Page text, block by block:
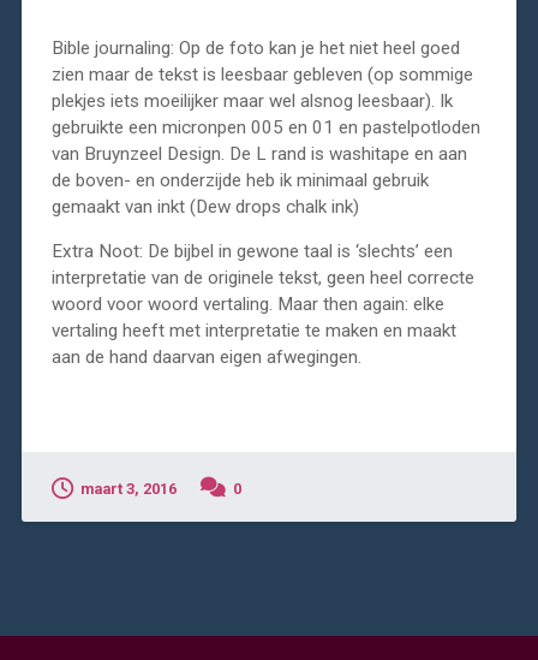
Bible journaling: Op de foto kan je het niet heel goed
zien maar de tekst is leesbaar gebleven (op sommige
plekjes iets moeilijker maar wel alsnog leesbaar). Ik
gebruikte een micronpen 005 en 01 en pastelpotloden
van Bruynzeel Design. De L rand is washitape en aan
de boven- en onderzijde heb ik minimaal gebruik
gemaakt van inkt (Dew drops chalk ink)
Extra Noot: De bijbel in gewone taal is ‘slechts’ een
interpretatie van de originele tekst, geen heel correcte
woord voor woord vertaling. Maar then again: elke
vertaling heeft met interpretatie te maken en maakt
aan de hand daarvan eigen afwegingen.
maart 3, 2016 0